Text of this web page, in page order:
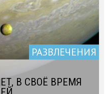
РАЗВЛЕЧЕНИЯ
В СВОЁ ВРЕМЯ